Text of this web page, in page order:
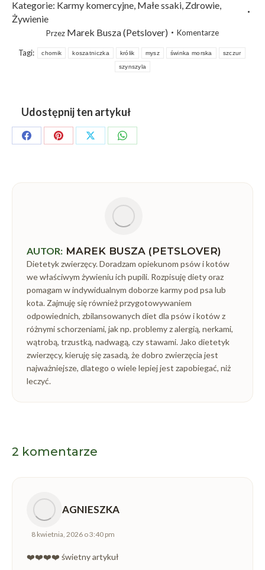
Kategorie: Karmy komercyjne, Małe ssaki, Zdrowie,
Żywienie
Przez Marek Busza (Petslover) Komentarze
Tagi: chomik koszatniczka królik mysz świnka morska szczur
szynszyla
Udostępnij ten artykuł
Share
Share
Share
Share
AUTOR: MAREK BUSZA (PETSLOVER)
Dietetyk zwierzęcy. Doradzam opiekunom psów i kotów
we właściwym żywieniu ich pupili. Rozpisuję diety oraz
pomagam w indywidualnym doborze karmy pod psa lub
kota. Zajmuję się również przygotowywaniem
odpowiednich, zbilansowanych diet dla psów i kotów z
różnymi schorzeniami, jak np. problemy z alergią, nerkami,
wątrobą, trzustką, nadwagą, czy stawami. Jako dietetyk
zwierzęcy, kieruję się zasadą, że dobro zwierzęcia jest
najważniejsze, dlatego o wiele lepiej jest zapobiegać, niż
leczyć.
2 komentarze
AGNIESZKA
napisał(a):
8 kwietnia, 2026 o 3:40 pm
❤️❤️❤️❤️ świetny artykuł